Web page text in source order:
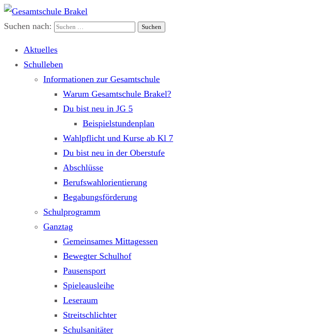
Gesamtschule Brakel
Gemeinsam.Erfolgreich.Bewegt.
Suchen nach:
Aktuelles
Schulleben
Informationen zur Gesamtschule
Warum Gesamtschule Brakel?
Du bist neu in JG 5
Beispielstundenplan
Wahlpflicht und Kurse ab Kl 7
Du bist neu in der Oberstufe
Abschlüsse
Berufswahlorientierung
Begabungsförderung
Schulprogramm
Ganztag
Gemeinsames Mittagessen
Bewegter Schulhof
Pausensport
Spieleausleihe
Leseraum
Streitschlichter
Schulsanitäter